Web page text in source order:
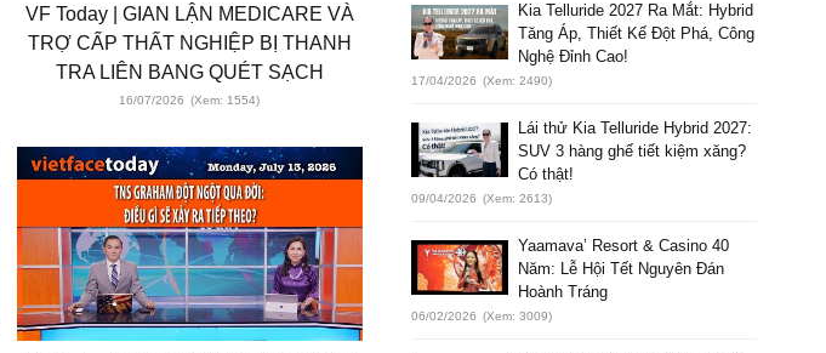
VF Today | GIAN LẬN MEDICARE VÀ
TRỢ CẤP THẤT NGHIỆP BỊ THANH
TRA LIÊN BANG QUÉT SẠCH
16/07/2026 (Xem: 1554)
Kia Telluride 2027 Ra Mắt: Hybrid
Tăng Áp, Thiết Kế Đột Phá, Công
Nghệ Đỉnh Cao!
17/04/2026 (Xem: 2490)
Lái thử Kia Telluride Hybrid 2027:
SUV 3 hàng ghế tiết kiệm xăng?
Có thật!
09/04/2026 (Xem: 2613)
Yaamava’ Resort & Casino 40
Năm: Lễ Hội Tết Nguyên Đán
Hoành Tráng
06/02/2026 (Xem: 3009)